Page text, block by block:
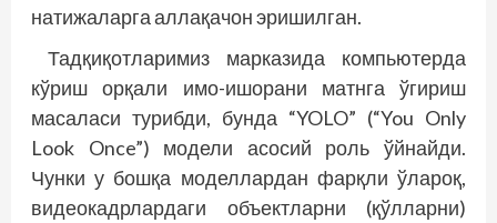
натижаларга аллақачон эришилган.
Тадқиқотларимиз марказида компьютерда
кўриш орқали имо-ишорани матнга ўгириш
масаласи турибди, бунда “YOLO” (“You Only
Look Once”) модели асосий роль ўйнайди.
Чунки у бошқа моделлардан фарқли ўлароқ,
видеокадрлардаги объектларни (қўлларни)